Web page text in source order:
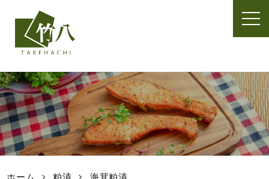
t
o
l
e
n
a
v
i
g
a
ホーム 粕漬 海茸粕漬